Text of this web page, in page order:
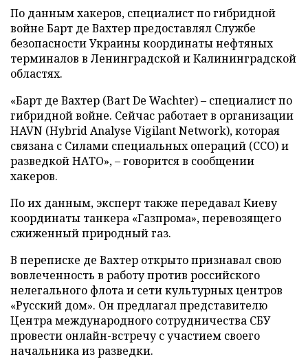
По данным хакеров, специалист по гибридной
войне Барт де Вахтер предоставлял Службе
безопасности Украины координаты нефтяных
терминалов в Ленинградской и Калининградской
областях.
«Барт де Вахтер (Bart De Wachter) – специалист по
гибридной войне. Сейчас работает в организации
HAVN (Hybrid Analyse Vigilant Network), которая
связана с Силами специальных операций (ССО) и
разведкой НАТО», – говорится в сообщении
хакеров.
По их данным, эксперт также передавал Киеву
координаты танкера «Газпрома», перевозящего
сжиженный природный газ.
В переписке де Вахтер открыто признавал свою
вовлеченность в работу против российского
нелегального флота и сети культурных центров
«Русский дом». Он предлагал представителю
Центра международного сотрудничества СБУ
провести онлайн-встречу с участием своего
начальника из разведки.